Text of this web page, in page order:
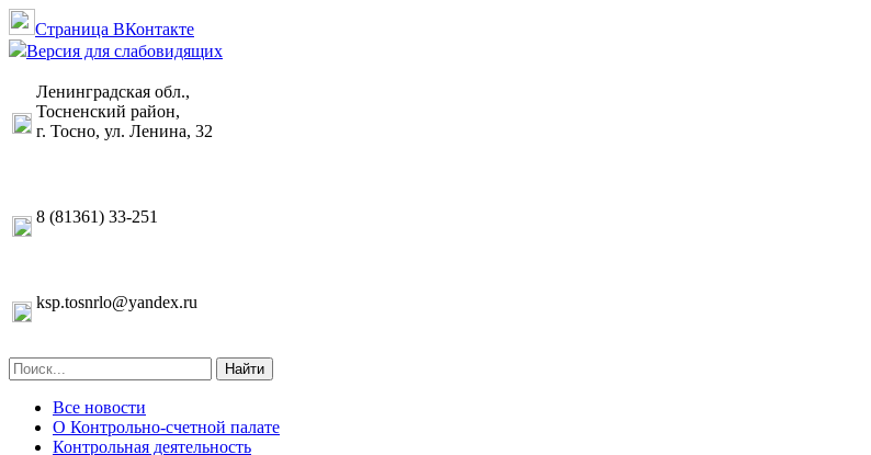
Страница ВКонтакте
Версия для слабовидящих
Ленинградская обл.,
Тосненский район,
г. Тосно, ул. Ленина, 32
8 (81361) 33-251
ksp.tosnrlo@yandex.ru
Найти
Все новости
О Контрольно-счетной палате
Контрольная деятельность